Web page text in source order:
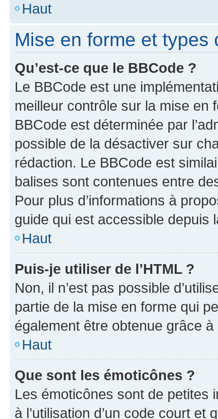
Haut
Mise en forme et types
Qu’est-ce que le BBCode ?
Le BBCode est une
meilleur contrôle sur la mise en
BBCode est déterminée par
possible de la désactiver sur
rédaction. Le BBCode est
balises sont contenues entre
Pour plus d’informations à
guide qui est accessible depuis
Haut
Puis-je utiliser de l’HTML ?
Non, il n’est pas possible
partie de la mise en forme qui
également être obtenue grâce à
Haut
Que sont les émoticônes ?
Les émoticônes sont de petites
à l’utilisation d’un code court et